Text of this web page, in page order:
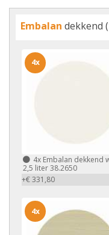
Embalan dekkend
4x Embalan dekkend
2,5 liter 38.2650
+€ 331,80
4x
4x